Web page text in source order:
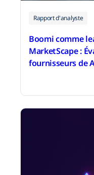
Rapport d'analyste
Boomi comme
MarketScape :
fournisseurs de
31 mars 2026